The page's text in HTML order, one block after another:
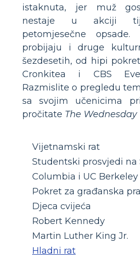
istaknuta, jer muž
nestaje u akciji
petomjesečne
probijaju i druge
šezdesetih, od hipi
Cronkitea i CBS
Razmislite o pregledu
sa svojim učenicima
pročitate The Wednesday
Vijetnamski rat
Studentski prosvjedi na
Columbia i UC Berkeley
Pokret za građanska
Djeca cvijeća
Robert Kennedy
Martin Luther King Jr.
Hladni rat